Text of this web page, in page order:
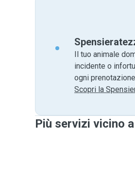
Il tuo animale
incidente o
ogni
Scopri la
Più servizi vicino